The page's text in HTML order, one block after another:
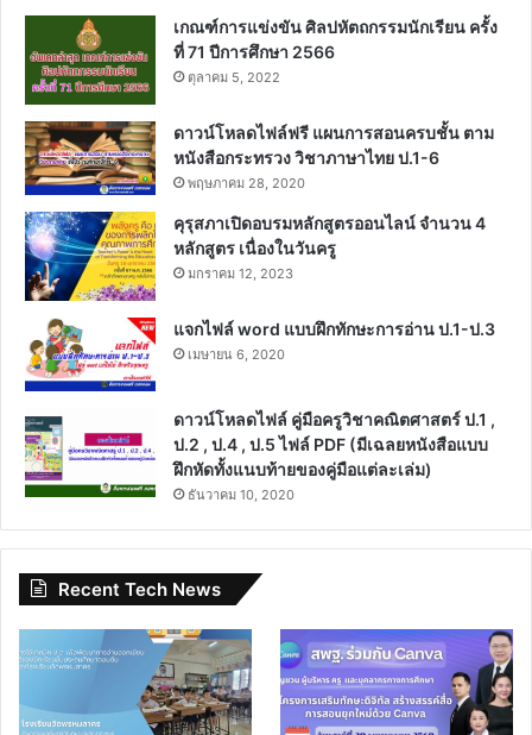
เกณฑ์การแข่งขัน ศิลปหัตถกรรมนักเรียน ครั้ง
ที่ 71 ปีการศึกษา 2566
ตุลาคม 5, 2022
ดาวน์โหลดไฟล์ฟรี แผนการสอนครบชั้น ตาม
หนังสือกระทรวง วิชาภาษาไทย ป.1-6
พฤษภาคม 28, 2020
คุรุสภาเปิดอบรมหลักสูตรออนไลน์ จำนวน 4
หลักสูตร เนื่องในวันครู
มกราคม 12, 2023
แจกไฟล์ word แบบฝึกทักษะการอ่าน ป.1-ป.3
เมษายน 6, 2020
ดาวน์โหลดไฟล์ คู่มือครูวิชาคณิตศาสตร์ ป.1 ,
ป.2 , ป.4 , ป.5 ไฟล์ PDF (มีเฉลยหนังสือแบบ
ฝึกหัดทั้งแนบท้ายของคู่มือแต่ละเล่ม)
ธันวาคม 10, 2020
Recent Tech News